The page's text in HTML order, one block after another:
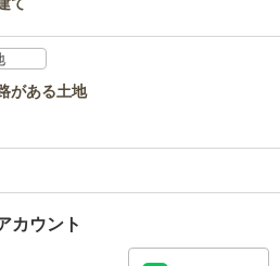
がある土地
カウント